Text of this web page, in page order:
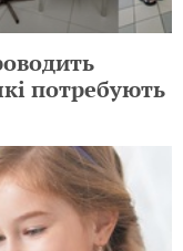
потребують